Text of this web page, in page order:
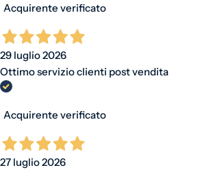
Acquirente verificato
29 luglio 2026
Ottimo servizio clienti post vendita
Acquirente verificato
27 luglio 2026